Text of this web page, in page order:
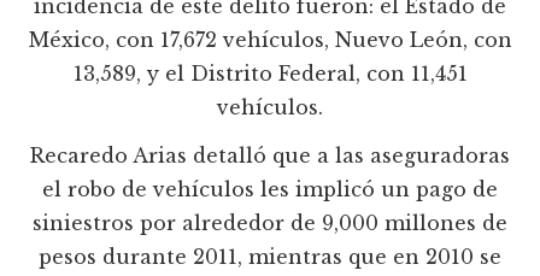
incidencia de este delito fueron: el Estado de
México, con 17,672 vehículos, Nuevo León, con
13,589, y el Distrito Federal, con 11,451
vehículos.
Recaredo Arias detalló que a las aseguradoras
el robo de vehículos les implicó un pago de
siniestros por alrededor de 9,000 millones de
pesos durante 2011, mientras que en 2010 se